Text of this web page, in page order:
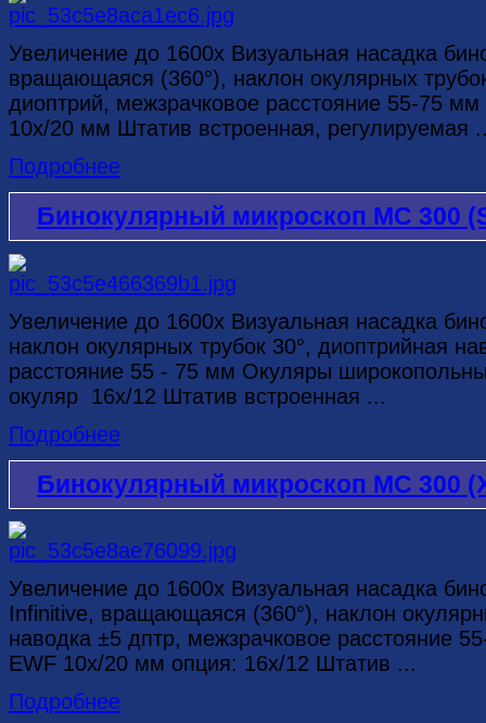
Увеличение до 1600х Визуальная насадка
вращающаяся (360°), наклон окулярных
диоптрий, межзрачковое расстояние 55-75
10х/20 мм Штатив встроенная, регулируемая
Подробнее
Бинокулярный микроскоп MC 300
Увеличение до 1600х Визуальная насадка
наклон окулярных трубок 30°, диоптрийная
расстояние 55 - 75 мм Окуляры
окуляр 16x/12 Штатив встроенная ...
Подробнее
Бинокулярный микроскоп MC 300
Увеличение до 1600х Визуальная насадка
Infinitive, вращающаяся (360°), наклон
наводка ±5 дптр, межзрачковое расстояние
EWF 10х/20 мм опция: 16х/12 Штатив ...
Подробнее